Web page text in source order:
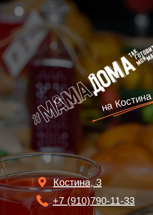
+7 (910)790-11-33
Костина, 3
на Костина